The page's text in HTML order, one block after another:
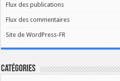
Flux des publications
Flux des commentaires
Site de WordPress-FR
Catégories